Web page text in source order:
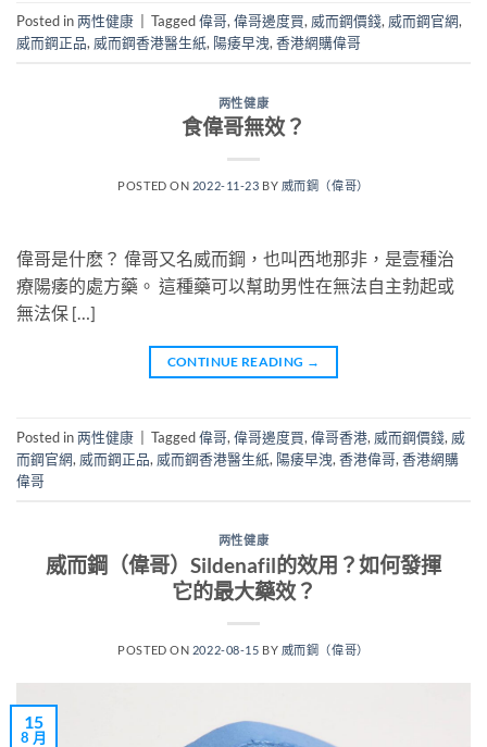
Posted in两性健康 Tagged偉哥, 偉哥邊度買, 威而鋼價錢, 威而鋼官網,
威而鋼正品, 威而鋼香港醫生紙, 陽痿早洩, 香港網購偉哥
两性健康
食偉哥無效？
POSTED ON 2022-11-23 BY 威而鋼（偉哥）
偉哥是什麽？ 偉哥又名威而鋼，也叫西地那非，是壹種治
療陽痿的處方藥。 這種藥可以幫助男性在無法自主勃起或
無法保 […]
CONTINUE READING →
Posted in两性健康 Tagged偉哥, 偉哥邊度買, 偉哥香港, 威而鋼價錢, 威
而鋼官網, 威而鋼正品, 威而鋼香港醫生紙, 陽痿早洩, 香港偉哥, 香港網購
偉哥
两性健康
威而鋼（偉哥）Sildenafil的效用？如何發揮
它的最大藥效？
POSTED ON 2022-08-15 BY 威而鋼（偉哥）
15
8 月